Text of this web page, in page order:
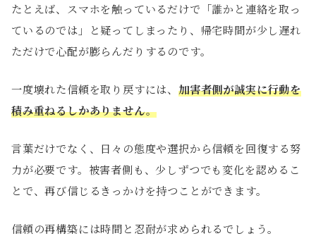
たとえば、スマホを触っているだけで「誰かと連絡を取っ
ているのでは」と疑ってしまったり、帰宅時間が少し遅れ
ただけで心配が膨らんだりするのです。
一度壊れた信頼を取り戻すには、加害者側が誠実に行動を
積み重ねるしかありません。
言葉だけでなく、日々の態度や選択から信頼を回復する努
力が必要です。被害者側も、少しずつでも変化を認めるこ
とで、再び信じるきっかけを持つことができます。
信頼の再構築には時間と忍耐が求められるでしょう。